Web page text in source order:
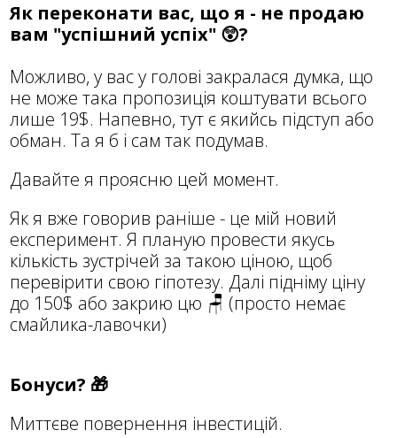
Як переконати вас, що я - не продаю
вам "успішний успіх" 😲?
Можливо, у вас у голові закралася думка, що
не може така пропозиція коштувати всього
лише 19$. Напевно, тут є якийсь підступ або
обман. Та я б і сам так подумав.
Давайте я проясню цей момент.
Як я вже говорив раніше - це мій новий
експеримент. Я планую провести якусь
кількість зустрічей за такою ціною, щоб
перевірити свою гіпотезу. Далі підніму ціну
до 150$ або закрию цю 🪑 (просто немає
смайлика-лавочки)
Бонуси? 🎁
Миттєве повернення інвестицій.